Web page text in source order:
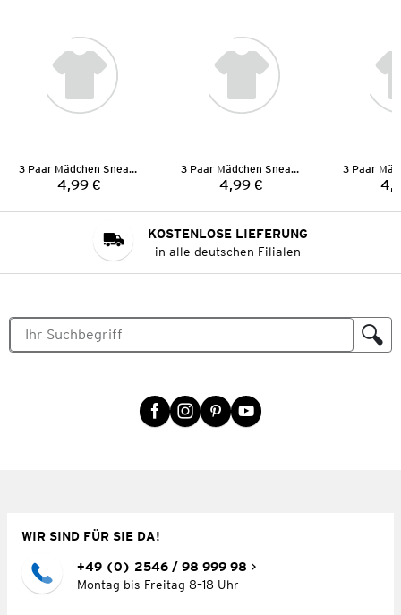
3 Paar Mädchen Sneaker-Socken
Preis:
4,99 €
3 Paar Mädchen Sneaker-Socken
Preis:
4,99 €
KOSTENLOSE LIEFERUNG
in alle deutschen Filialen
WIR SIND FÜR SIE DA!
+49 (0) 2546 / 98 999 98
Montag bis Freitag 8–18 Uhr